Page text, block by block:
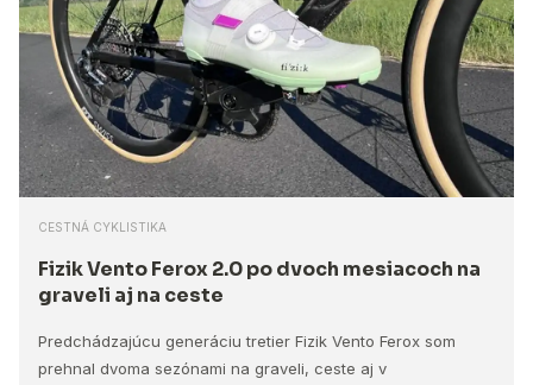
CESTNÁ CYKLISTIKA
Fizik Vento Ferox 2.0 po dvoch mesiacoch na
graveli aj na ceste
Predchádzajúcu generáciu tretier Fizik Vento Ferox som
prehnal dvoma sezónami na graveli, ceste aj v